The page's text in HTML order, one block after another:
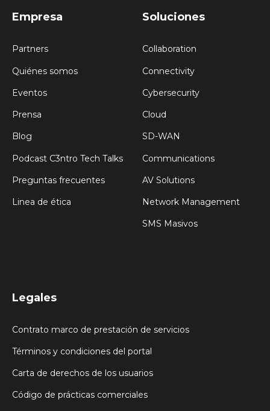
Empresa
Partners
Quiénes somos
Eventos
Prensa
Blog
Podcast C3ntro Tech Talks
Preguntas frecuentes
Linea de ética
Soluciones
Collaboration
Connectivity
Cybersecurity
Cloud
SD-WAN
Communications
AV Solutions
Network Management
SMS Masivos
Legales
Contrato marco de prestación de servicios
Términos y condiciones del portal
Carta de derechos de los usuarios
Código de prácticas comerciales